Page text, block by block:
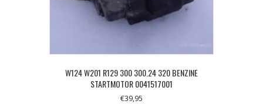
W124 W201 R129 300 300.24 320 BENZINE
STARTMOTOR 0041517001
€39,95